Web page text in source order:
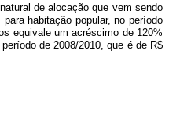
de alocação que vem sendo
habitação popular, no período
equivale um acréscimo de 120%
de 2008/2010, que é de R$